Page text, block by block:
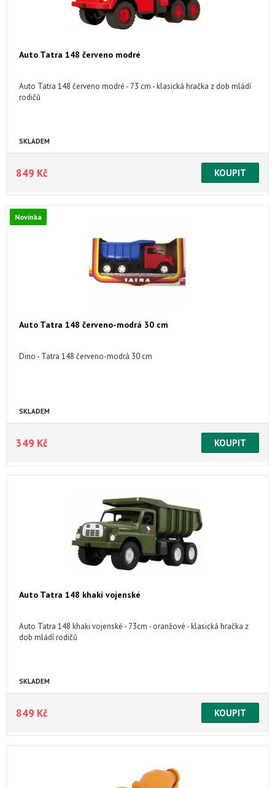
Auto Tatra 148 červeno modré
Auto Tatra 148 červeno modré - 73 cm - klasická hračka z dob mládí
rodičů
SKLADEM
849 Kč
Novinka
Auto Tatra 148 červeno-modrá 30 cm
Dino - Tatra 148 červeno-modrá 30 cm
SKLADEM
349 Kč
Auto Tatra 148 khaki vojenské
Auto Tatra 148 khaki vojenské - 73cm - oranžové - klasická hračka z
dob mládí rodičů
SKLADEM
849 Kč